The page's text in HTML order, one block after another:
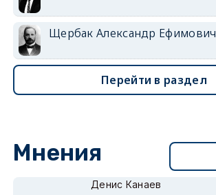
Щербак Александр Ефимович
Перейти в раздел
Мнения
Денис Канаев